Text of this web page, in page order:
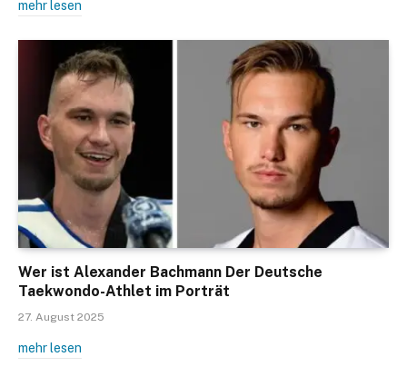
mehr lesen
Wer ist Alexander Bachmann Der Deutsche
Taekwondo-Athlet im Porträt
27. August 2025
mehr lesen